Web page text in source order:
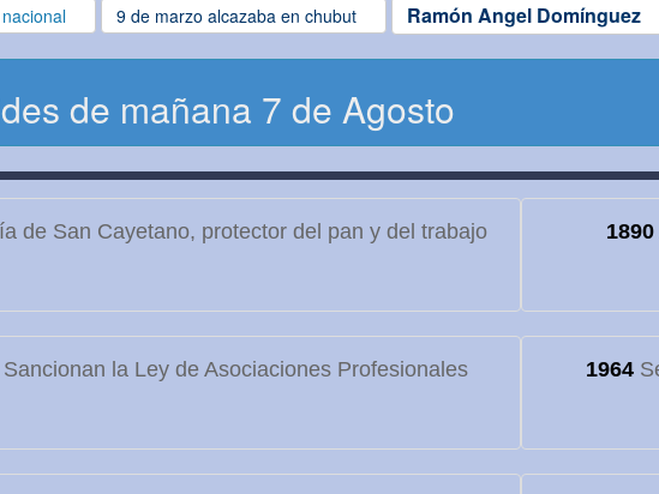
9 de marzo alcazaba en chubut Ramón Angel Domínguez
de mañana 7 de Agosto
de San Cayetano, protector del pan y del trabajo 1890
la Ley de Asociaciones Profesionales 1964